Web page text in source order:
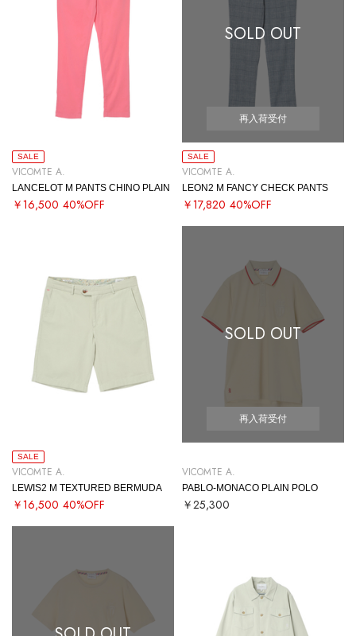
SALE
VICOMTE A.
LANCELOT M PANTS CHINO PLAIN
￥16,500 40%OFF
SOLD OUT
再入荷受付
SALE
VICOMTE A.
LEON2 M FANCY CHECK PANTS
￥17,820 40%OFF
SALE
VICOMTE A.
LEWIS2 M TEXTURED BERMUDA
￥16,500 40%OFF
SOLD OUT
再入荷受付
VICOMTE A.
PABLO-MONACO PLAIN POLO
￥25,300